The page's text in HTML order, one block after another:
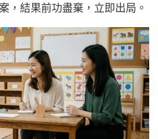
，結果前功盡棄，立即出局。